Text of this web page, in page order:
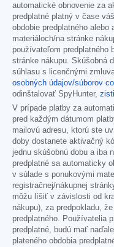
automatické obnovenie za
predplatné platný v čase
obdobie predplatného alebo
materiáloch/na stránke
používateľom predplatného
stránke nákupu. Skúšobná
súhlasu s licenčnými
osobných údajov/súborov
odinštalovať SpyHunter,
V prípade platby za
pred každým dátumom
mailovú adresu, ktorú ste
doby dostanete aktivačný
jednu skúšobnú dobu a iba
predplatné sa automaticky
v súlade s ponukovými
registračnej/nákupnej
môžu líšiť v závislosti od
nákupu), za predpokladu,
predplatného. Používatelia
predplatné, budú mať
plateného obdobia